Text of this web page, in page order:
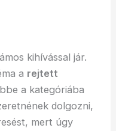
kihívással jár.
a rejtett
a kategóriába
dolgozni,
mert úgy